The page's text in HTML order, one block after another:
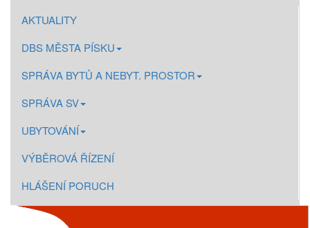
AKTUALITY
DBS MĚSTA PÍSKU
SPRÁVA BYTŮ A NEBYT. PROSTOR
SPRÁVA SV
UBYTOVÁNÍ
VÝBĚROVÁ ŘÍZENÍ
HLÁŠENÍ PORUCH